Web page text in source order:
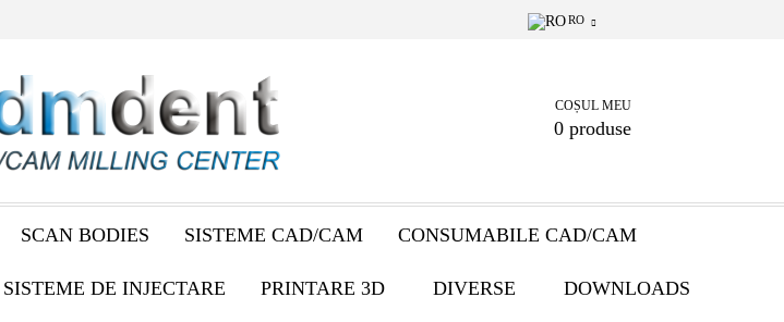
RO
COȘUL MEU
0 produse
SCAN BODIES SISTEME CAD/CAM CONSUMABILE CAD/CAM
SISTEME DE INJECTARE PRINTARE 3D DIVERSE DOWNLOADS